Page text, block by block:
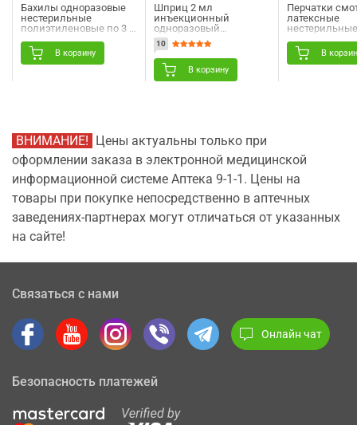
Бахилы одноразовые
нестерильные
полиэтиленовые по 3 г
В корзину
Шприц 2 мл
инъекционный
одноразовый
трехкомпонентный
стерильный с 2 иглами
23G (0,6 мм х 30 мм) и
24G (0,55 мм х 25 мм)
Angelmed (АнгелМед) 1
10
В корзину
Перчатки
латексные
нестерильные
фарм
M 1 пара
В
ВНИМАНИЕ!
Цены актуальны только при
оформлении заказа в электронной медицинской
информационной системе Аптека 9-1-1. Цены на
товары при покупке непосредственно в аптечных
заведениях-партнерах могут отличаться от указанных
на сайте!
Связаться с нами
Онлайн чат
Безопасность платежей